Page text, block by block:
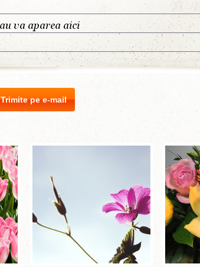
Trimite pe e-mail